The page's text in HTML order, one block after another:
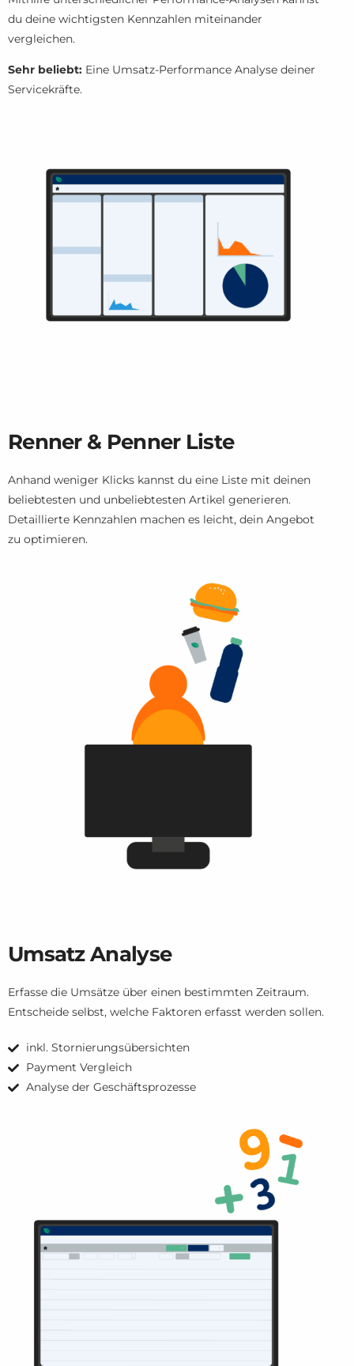
du deine wichtigsten Kennzahlen miteinander
vergleichen.
Sehr beliebt: Eine Umsatz-Performance Analyse deiner
Servicekräfte.
Renner & Penner Liste
Anhand weniger Klicks kannst du eine Liste mit deinen
beliebtesten und unbeliebtesten Artikel generieren.
Detaillierte Kennzahlen machen es leicht, dein Angebot
zu optimieren.
Umsatz Analyse
Erfasse die Umsätze über einen bestimmten Zeitraum.
Entscheide selbst, welche Faktoren erfasst werden sollen.
inkl. Stornierungsübersichten
Payment Vergleich
Analyse der Geschäftsprozesse